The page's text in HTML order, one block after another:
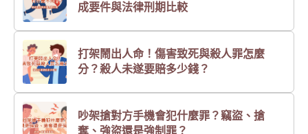
成要件與法律刑期比較
打架鬧出人命！傷害致死與殺人罪怎麼
分？殺人未遂要賠多少錢？
吵架搶對方手機會犯什麼罪？竊盜、搶
奪、強盜還是強制罪？